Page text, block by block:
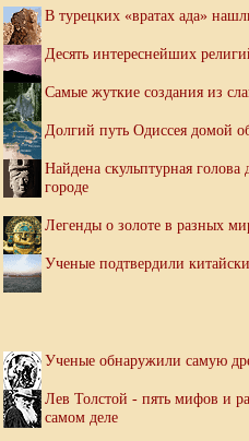
В турецких «вратах ада»
Десять интереснейших
Самые жуткие создания из
Долгий путь Одиссея домой
Найдена скульптурная
городе
Легенды о золоте в разных
Ученые подтвердили
Ученые обнаружили самую
Лев Толстой - пять мифов и
самом деле